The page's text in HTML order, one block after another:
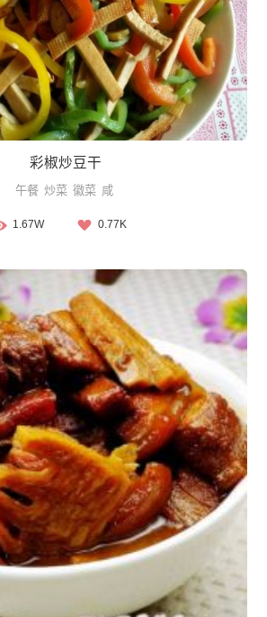
彩椒炒豆干
午餐 炒菜 徽菜 咸
1.67W 0.77K